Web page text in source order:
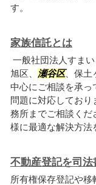
す。
家族信託とは
一般社団法人すま
旭区、 瀬谷区、保土
中心にご相談を承っ
問題に対応してお
務所までご相談くだ
様に最適な解決方法
不動産登記を司法
所有権保存登記や